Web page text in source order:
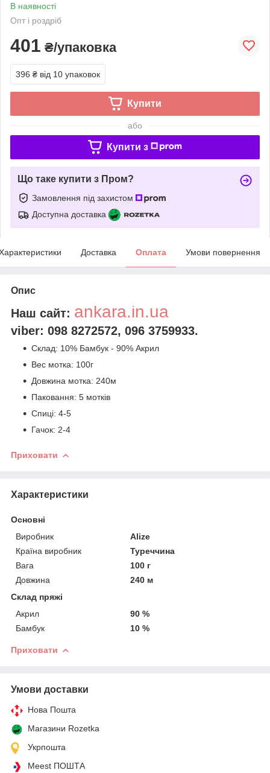
В наявності
Опт і роздріб
401 ₴/упаковка
396 ₴ від 10 упаковок
Купити
або
Купити з
Що таке купити з Пром?
Замовлення під захистом
Доступна доставка
Доставка Оплата Умови повернення
Опис
Наш сайт: ankara.in.ua
viber: 098 8272572, 096 3759933.
Склад: 10% Бамбук - 90% Aкрил
Вес мотка: 100г
Довжина мотка: 240м
Паковання: 5 мотків
Спиці: 4-5
Гачок: 2-4
Приховати
Характеристики
Основні
Виробник
Alize
Країна виробник
Туреччина
Вага
100 г
Довжина
240 м
Склад пряжі
Акрил
90 %
Бамбук
10 %
Приховати
Умови доставки
Нова Пошта
Магазини Rozetka
Укрпошта
Meest ПОШТА